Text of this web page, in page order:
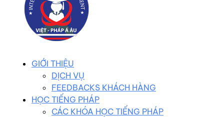
GIỚI THIỆU
DỊCH VỤ
FEEDBACKS KHÁCH HÀNG
HỌC TIẾNG PHÁP
CÁC KHÓA HỌC TIẾNG PHÁP